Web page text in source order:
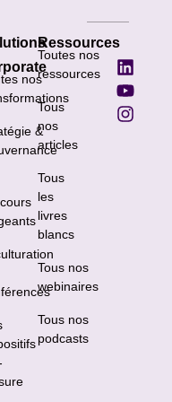
nos
&
Ressources
Toutes nos
ressources
Tous
nos
articles
Tous
les
livres
blancs
Tous nos
webinaires
Tous nos
podcasts